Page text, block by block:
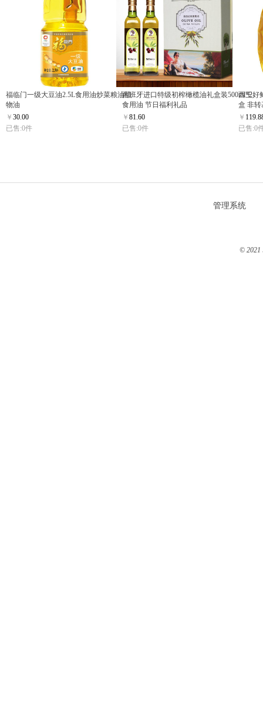
福临门一级大豆油2.5L食用油炒菜粮油植
物油
￥ 30.00
已售:0件
西班牙进口特级初榨橄榄油礼盒装500ml*2
食用油 节日福利礼品
￥ 81.60
已售:0件
西王好
盒 非转
￥
已售:0
管理系统
© 2021